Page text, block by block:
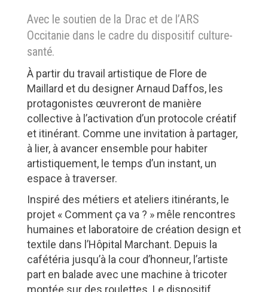
Avec le soutien de la Drac et de l’ARS
Occitanie dans le cadre du dispositif culture-
santé.
Àpartir du travail artistique de Flore de
Maillard et du designer Arnaud Daffos, les
protagonistes œuvreront de manière
collective à l’activation d’un protocole créatif
et itinérant. Comme une invitation à partager,
à lier, à avancer ensemble pour habiter
artistiquement, le temps d’un instant, un
espace à traverser.
Inspiré des métiers et ateliers itinérants, le
projet « Comment ça va ? » mêle rencontres
humaines et laboratoire de création design et
textile dans l’Hôpital Marchant. Depuis la
cafétéria jusqu’à la cour d’honneur, l’artiste
part en balade avec une machine à tricoter
montée sur des roulettes. Le dispositif